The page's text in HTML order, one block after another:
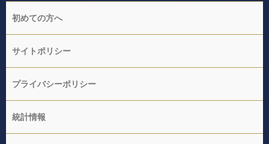
初めての方へ
サイトポリシー
プライバシーポリシー
統計情報